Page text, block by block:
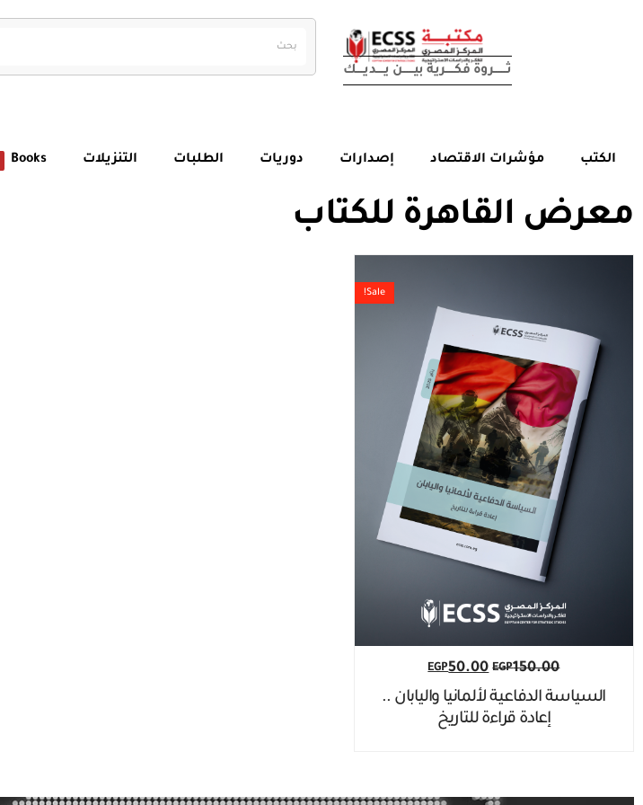
ثــــــــــروة فكـــــــرية بيــــــــن يــــــديــــــك
الكتب مؤشرات الاقتصاد إصدارات دوريات الطلبات التنزيلات Books
معرض القاهرة للكتاب
Sale!
EGP150.00
EGP50.00
السياسة الدفاعية لألمانيا واليابان ..
إعادة قراءة للتاريخ